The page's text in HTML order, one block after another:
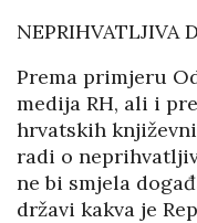
NEPRIHVATLJIVA
Prema primjeru
medija RH, ali i
hrvatskih
radi o
ne bi smjela
državi kakva je